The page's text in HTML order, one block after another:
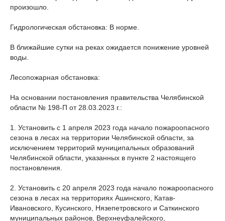
произошло.
Гидрологическая обстановка: В норме.
В ближайшие сутки на реках ожидается понижение уровней
воды.
Лесопожарная обстановка:
На основании постановления правительства Челябинской
области № 198-П от 28.03.2023 г.:
1. Установить с 1 апреля 2023 года начало пожароопасного
сезона в лесах на территории Челябинской области, за
исключением территорий муниципальных образований
Челябинской области, указанных в пункте 2 настоящего
постановления.
2. Установить с 20 апреля 2023 года начало пожароопасного
сезона в лесах на территориях Ашинского, Катав-
Ивановского, Кусинского, Нязепетровского и Саткинского
муниципальных районов, Верхнеуфалейского,